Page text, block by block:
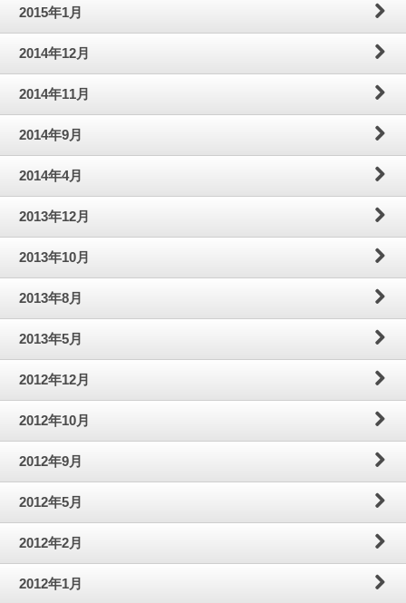
2015年1月
2014年12月
2014年11月
2014年9月
2014年4月
2013年12月
2013年10月
2013年8月
2013年5月
2012年12月
2012年10月
2012年9月
2012年5月
2012年2月
2012年1月